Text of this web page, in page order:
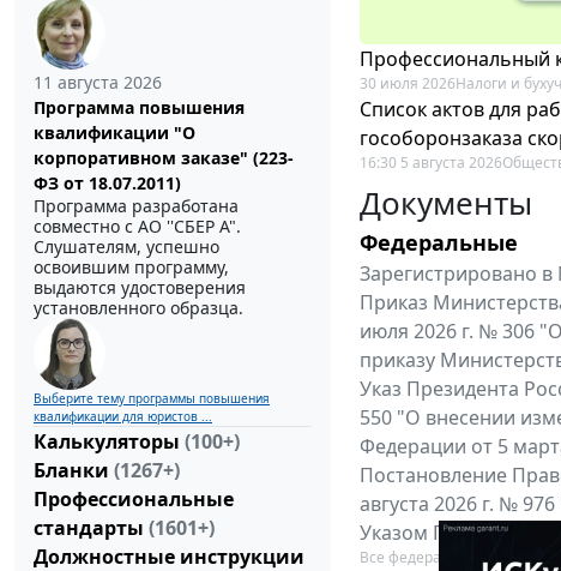
11 августа 2026
Программа повышения
квалификации "О
корпоративном заказе" (223-
ФЗ от 18.07.2011)
Программа разработана
совместно с АО ''СБЕР А".
Слушателям, успешно
освоившим программу,
выдаются удостоверения
установленного образца.
Выберите тему программы повышения
квалификации для юристов ...
Калькуляторы (100+)
Бланки (1267+)
Профессиональные
стандарты (1601+)
Должностные инструкции
Профессиональный
30 июля 2026Налоги и
Список актов для
гособоронзаказа
16:30 5 августа 2026
Документы
Федеральные
Зарегистрировано в
Приказ
июля 2026 г. № 306
приказу
Указ Президента
550 "О внесении
Федерации от 5
Постановление
августа 2026 г. №
Указом Президента
Все федеральные документы